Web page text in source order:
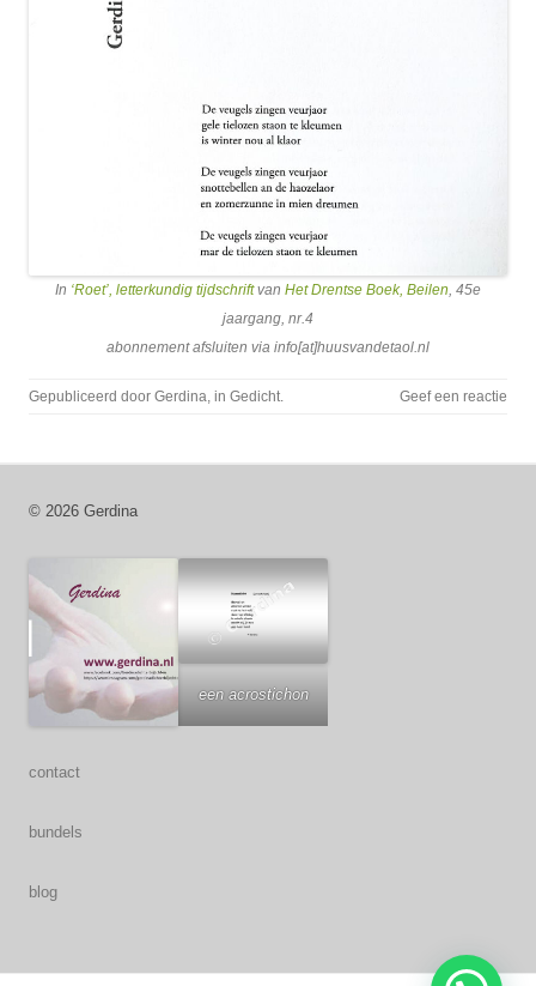
In ‘Roet’, letterkundig tijdschriftvan Het Drentse Boek, Beilen, 45e
jaargang, nr.4
abonnement afsluiten via info[at]huusvandetaol.nl
Gepubliceerd door Gerdina, in Gedicht. Geef een reactie
© 2026 Gerdina
een acrostichon
contact
bundels
blog